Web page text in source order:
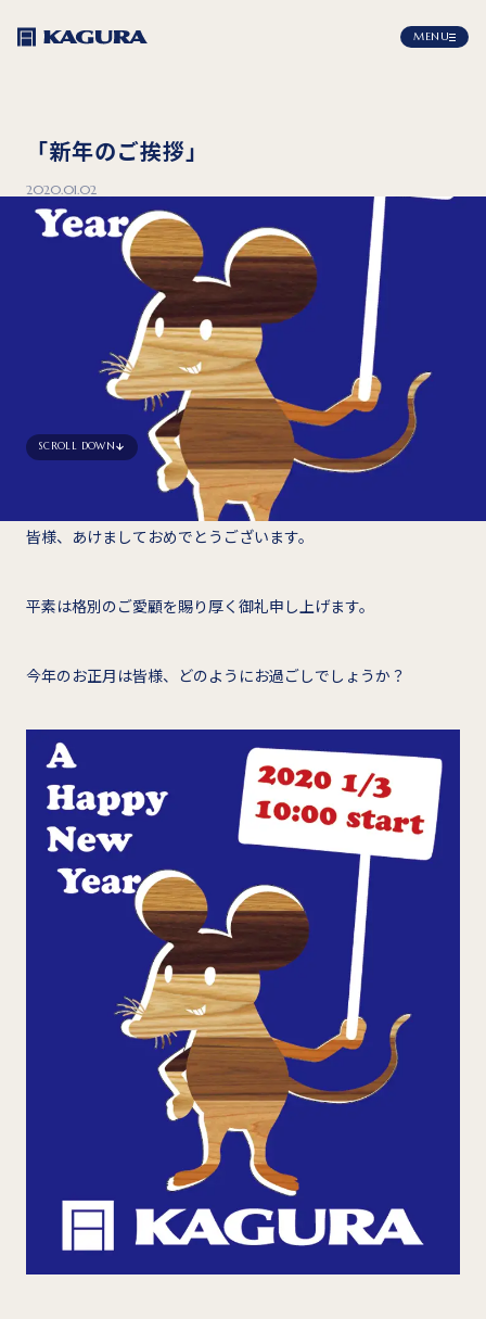
MENU
「新年のご挨拶」
2020.01.02
SCROLL DOWN
皆様、あけましておめでとうございます。
平素は格別のご愛顧を賜り厚く御礼申し上げます。
今年のお正月は皆様、どのようにお過ごしでしょうか？